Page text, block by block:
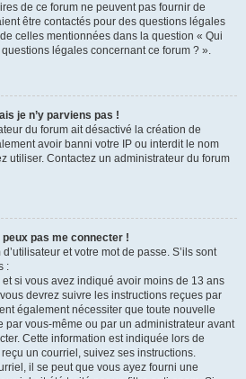
de ce forum ne peuvent pas fournir de
être contactés pour des questions légales
celles mentionnées dans la question « Qui
légales concernant ce forum ? ».
je n’y parviens pas !
du forum ait désactivé la création de
avoir banni votre IP ou interdit le nom
utiliser. Contactez un administrateur du forum
pas me connecter !
et votre mot de passe. S’ils sont
:
si vous avez indiqué avoir moins de 13 ans
devrez suivre les instructions reçues par
également nécessiter que toute nouvelle
par vous-même ou par un administrateur avant
Cette information est indiquée lors de
un courriel, suivez ses instructions.
il se peut que vous ayez fourni une